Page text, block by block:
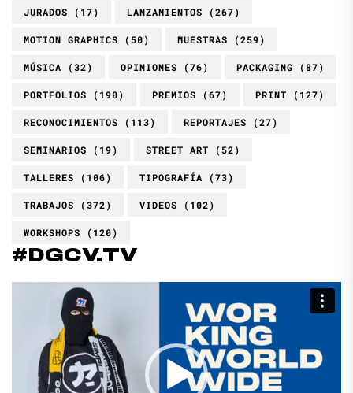
JURADOS (17) LANZAMIENTOS (267)
MOTION GRAPHICS (50) MUESTRAS (259)
MÚSICA (32) OPINIONES (76) PACKAGING (87)
PORTFOLIOS (190) PREMIOS (67) PRINT (127)
RECONOCIMIENTOS (113) REPORTAJES (27)
SEMINARIOS (19) STREET ART (52)
TALLERES (106) TIPOGRAFÍA (73)
TRABAJOS (372) VIDEOS (102)
WORKSHOPS (120)
#DGCV.TV
Reproductor
vídeo